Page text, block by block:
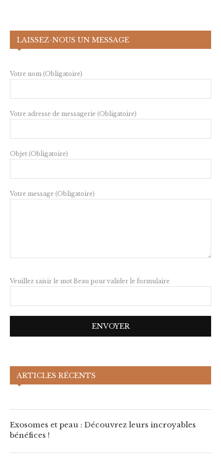
LAISSEZ-NOUS UN MESSAGE
Votre nom (Obligatoire)
Votre adresse de messagerie (Obligatoire)
Objet (Obligatoire)
Votre message (Obligatoire)
Veuillez saisir le mot Beau pour valider le formulaire
ARTICLES RÉCENTS
Exosomes et peau : Découvrez leurs
incroyables bénéfices !
Exosomes et peau : Découvrez leurs incroyables
bénéfices !